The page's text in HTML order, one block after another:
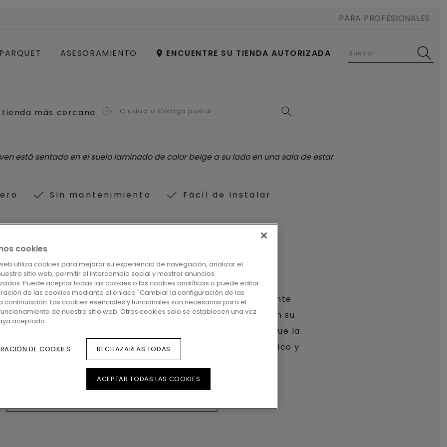
PARQUET ASESORAMIENTO ENCUENTRE SU TIENDA AUTORIZADA
PARA PROFESIONALES
más cercana
Sin mantenimiento Fácil de instalar
SUELOS PARA LA VIDA REAL.
suelos extraordinariamente bonitos y extremadamente
ni concesiones, solo diseño funcional escandinavo en su
Suelos que son fáciles de instalar y están listos para lo que la
con una de las gamas más amplias en parquet, suelo vinílico y
seguro que encuentra la opción perfecta para usted.
cookies
utiliza cookies para mejorar su experiencia de navegación, analizar el
sitio web, permitir el intercambio social y mostrar anuncios
Puede aceptar todas las cookies o las cookies analíticas o puede editar
de las cookies mediante el enlace "Cambiar la configuración de las
continuación. Las cookies esenciales y funcionales son necesarias para el
de nuestro sitio web. Otras cookies solo se establecen una vez
aceptado.
DE COOKIES RECHAZARLAS TODAS
ACEPTAR TODAS LAS COOKIES